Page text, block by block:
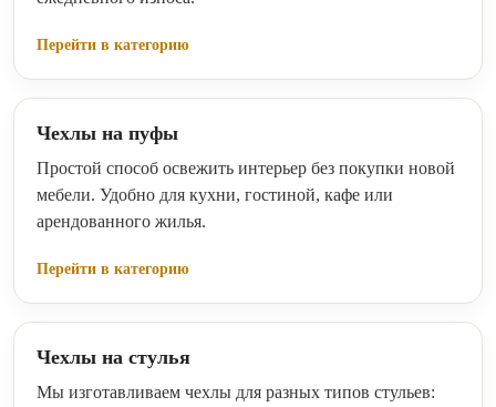
Перейти в категорию
Чехлы на пуфы
Простой способ освежить интерьер без покупки новой
мебели. Удобно для кухни, гостиной, кафе или
арендованного жилья.
Перейти в категорию
Чехлы на стулья
Мы изготавливаем чехлы для разных типов стульев: